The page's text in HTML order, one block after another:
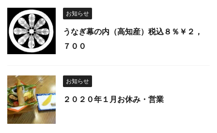
お知らせ
うなぎ幕の内（高知産）税込８％￥２，
７００
お知らせ
２０２０年１月お休み・営業